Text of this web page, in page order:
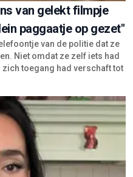
van gelekt filmpje
paggaatje op gezet"
van de politie dat ze
Niet omdat ze zelf iets had
toegang had verschaft tot